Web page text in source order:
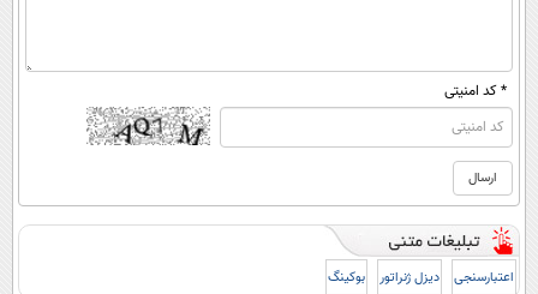
* کد امنیتی
اعتبارسنجی دیزل ژنراتور بوکینگ